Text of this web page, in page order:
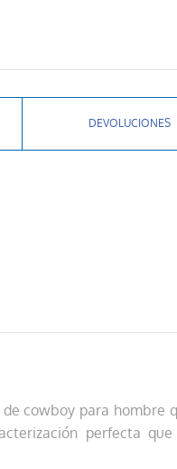
DEVOLUCIONES
cowboy para hombre
perfecta